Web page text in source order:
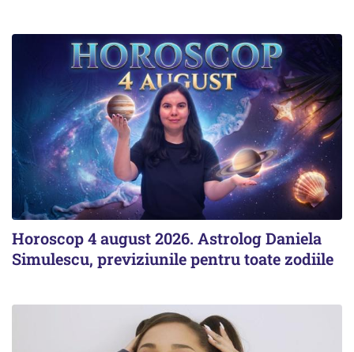
Horoscop 4 august 2026. Astrolog Daniela
Simulescu, previziunile pentru toate zodiile